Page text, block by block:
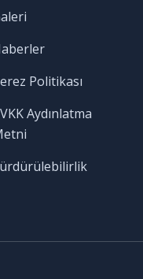
Politikası
Aydınlatma